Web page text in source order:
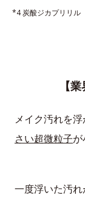
*4 炭酸ジカプリリル
【
メイク汚れを浮
さい超微粒子が
一度浮いた汚